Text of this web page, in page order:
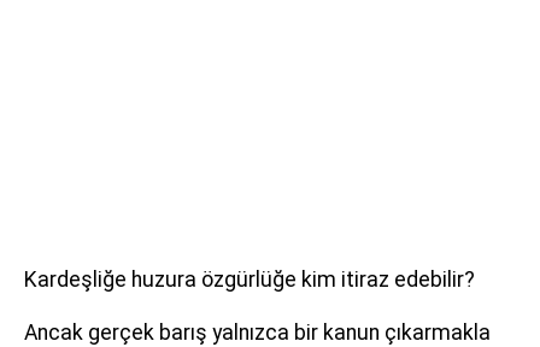
Kardeşliğe huzura özgürlüğe kim itiraz edebilir?
Ancak gerçek barış yalnızca bir kanun çıkarmakla